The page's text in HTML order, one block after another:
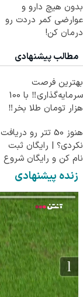
بدون هیچ دارو و
عوارضی کمر دردت رو
درمان کن!
مطالب پیشنهادی
بهترین فرصت
سرمایه‌گذاری‼️ با 100
هزار تومان طلا بخر‼️
هنوز 50 تتر رو دریافت
نکردی؟ | رایگان ثبت
نام کن و رایگان شروع
کن!
زنده پیشنهادی